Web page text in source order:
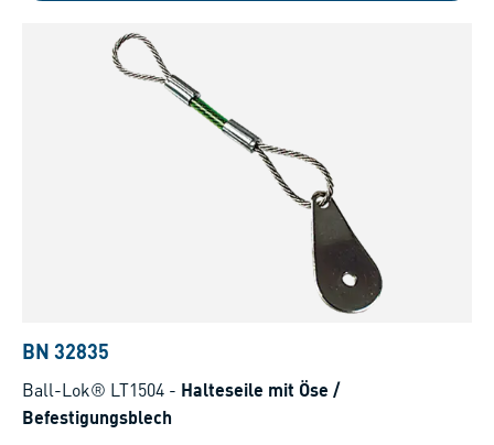
BN 32835
Ball-Lok® LT1504 - Halteseile mit Öse /
Befestigungsblech